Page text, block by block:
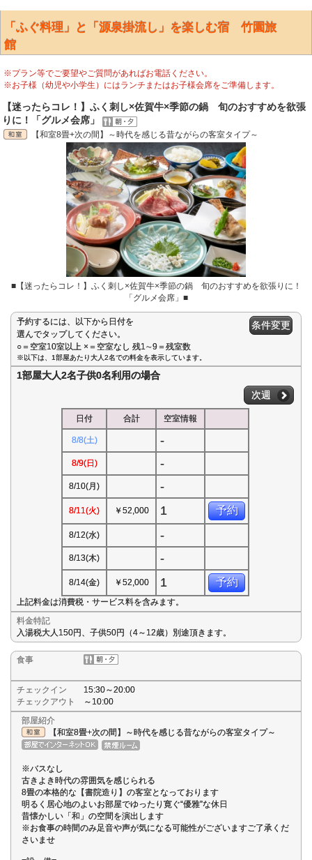
「ふぐ料理」と「源泉掛流し」を楽しむ宿 竹園旅
館
※プラン等でご要望やご質問があればお電話ください。
※お子様（幼児や小学生）にはランチまたはお子様会席をご準備します。
【迷ったらコレ！】ふく刺し×佐賀牛×季節の鍋 旬のおすすめを欲張
りに！「グルメ会席」
【和室8畳+次の間】～時代を感じる昔ながらの客室タイプ～
■【迷ったらコレ！】ふく刺し×佐賀牛×季節の鍋 旬のおすすめを欲張りに！
「グルメ会席」■
予約するには、以下から日付を
選んでタップしてください。
○＝空室10室以上 ×＝空室なし 残1∼9＝残室数
条件変更
※以下は、1部屋あたり大人2名での料金を表示しています。
1部屋大人2名子供0名利用の場合
次週
日付 合計 空室情報
8/8(土) -
8/9(日) -
8/10(月) -
8/11(火) ￥52,000 1 予約
8/12(水) -
8/13(木) -
8/14(金) ￥52,000 1 予約
上記料金は消費税・サービス料を含みます。
料金特記
入湯税大人150円、子供50円（4～12歳）別途頂きます。
食事
チェックイン
15:30～20:00
チェックアウト
～10:00
部屋紹介
【和室8畳+次の間】～時代を感じる昔ながらの客室タイプ～
※バスなし
古きよき時代の雰囲気を感じられる
8畳の本格的な【書院造り】の客室となっております
明るく居心地のよいお部屋でゆったり寛ぐ“優雅”な休日
昔懐かしい「和」の空間を演出します
※お食事の時間のみ足音や声が気になる可能性がございますご了承くだ
さいませ